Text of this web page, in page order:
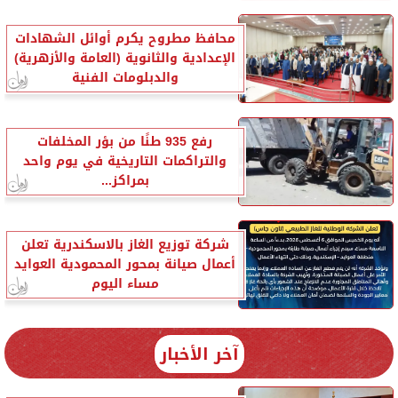
محافظ مطروح يكرم أوائل الشهادات
الإعدادية والثانوية (العامة والأزهرية)
والدبلومات الفنية
رفع 935 طنًا من بؤر المخلفات
والتراكمات التاريخية في يوم واحد
بمراكز...
شركة توزيع الغاز بالاسكندرية تعلن
أعمال صيانة بمحور المحمودية العوايد
مساء اليوم
آخر الأخبار